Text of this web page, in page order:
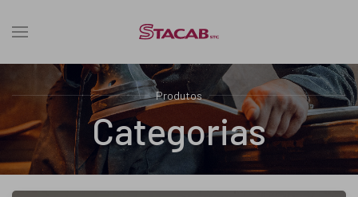
Produtos
Categorias